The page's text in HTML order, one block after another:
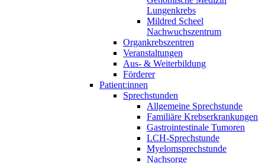
Lungenkrebs
Mildred Scheel
Nachwuchszentrum
Organkrebszentren
Veranstaltungen
Aus- & Weiterbildung
Förderer
Patient:innen
Sprechstunden
Allgemeine Sprechstunde
Familiäre Krebserkrankungen
Gastrointestinale Tumoren
LCH-Sprechstunde
Myelomsprechstunde
Nachsorge